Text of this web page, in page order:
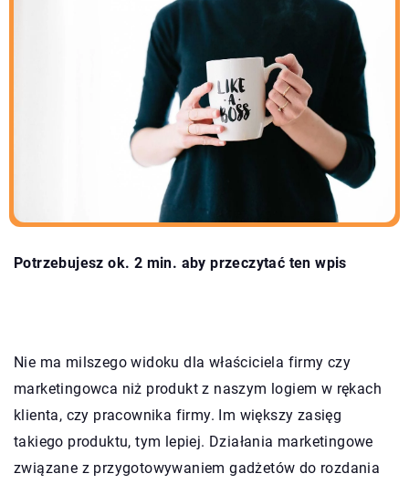
Potrzebujesz ok. 2 min. aby przeczytać ten wpis
Nie ma milszego widoku dla właściciela firmy czy
marketingowca niż produkt z naszym logiem w rękach
klienta, czy pracownika firmy. Im większy zasięg
takiego produktu, tym lepiej. Działania marketingowe
związane z przygotowywaniem gadżetów do rozdania